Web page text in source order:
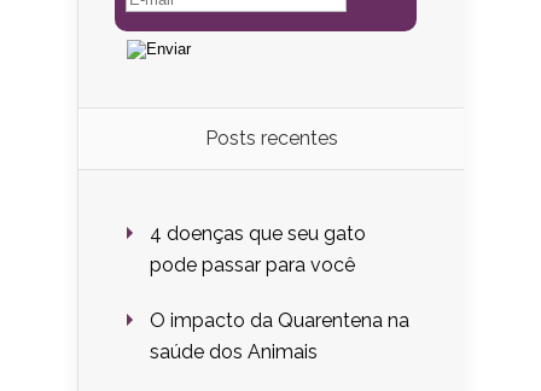
Posts recentes
4 doenças que seu gato
pode passar para você
O impacto da Quarentena na
saúde dos Animais